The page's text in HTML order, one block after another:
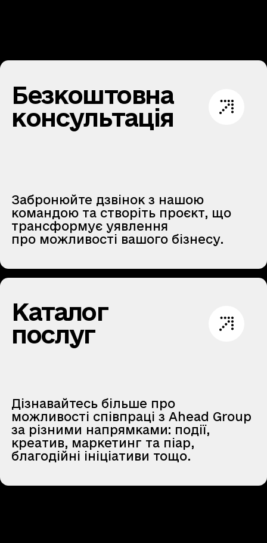
Безкоштовна
консультація
Забронюйте дзвінок з нашою
командою та створіть проєкт, що
трансформує уявлення
про можливості вашого бізнесу.
Каталог
послуг
Дізнавайтесь більше про
можливості співпраці з Ahead Group
за різними напрямками: події,
креатив, маркетинг та піар,
благодійні ініціативи тощо.